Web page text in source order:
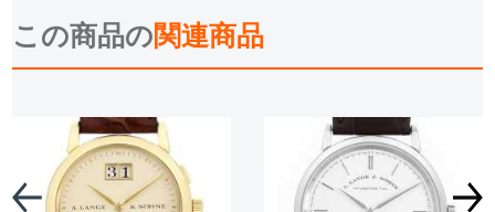
この商品の関連商品